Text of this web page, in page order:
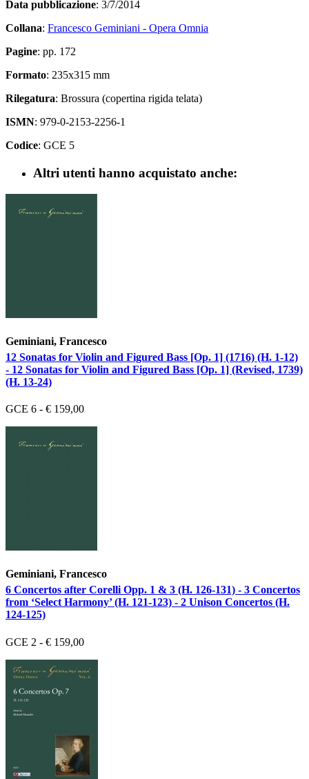
Data pubblicazione: 3/7/2014
Collana: Francesco Geminiani - Opera Omnia
Pagine: pp. 172
Formato: 235x315 mm
Rilegatura: Brossura (copertina rigida telata)
ISMN: 979-0-2153-2256-1
Codice: GCE 5
Altri utenti hanno acquistato anche:
Geminiani, Francesco
12 Sonatas for Violin and Figured Bass [Op. 1] (1716) (H. 1-12)
- 12 Sonatas for Violin and Figured Bass [Op. 1] (Revised, 1739)
(H. 13-24)
GCE 6 - € 159,00
Geminiani, Francesco
6 Concertos after Corelli Opp. 1 & 3 (H. 126-131) - 3 Concertos
from ‘Select Harmony’ (H. 121-123) - 2 Unison Concertos (H.
124-125)
GCE 2 - € 159,00